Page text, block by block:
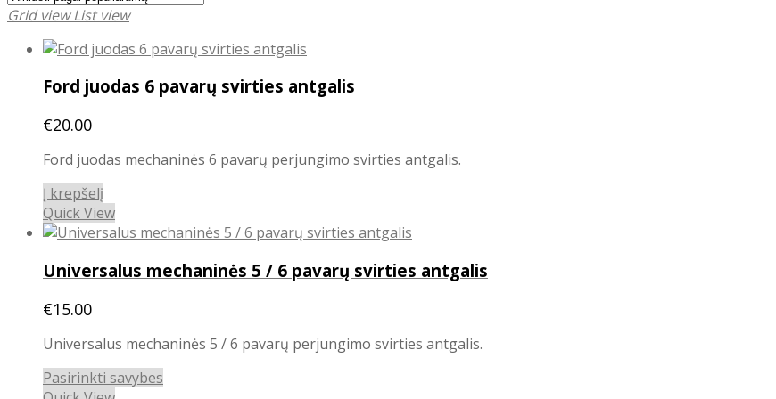
Grid view List view
Ford juodas 6 pavarų svirties antgalis
€20.00
Ford juodas mechaninės 6 pavarų perjungimo svirties antgalis.
Į krepšelį
Quick View
Universalus mechaninės 5 / 6 pavarų svirties antgalis
€15.00
Universalus mechaninės 5 / 6 pavarų perjungimo svirties antgalis.
Pasirinkti savybes